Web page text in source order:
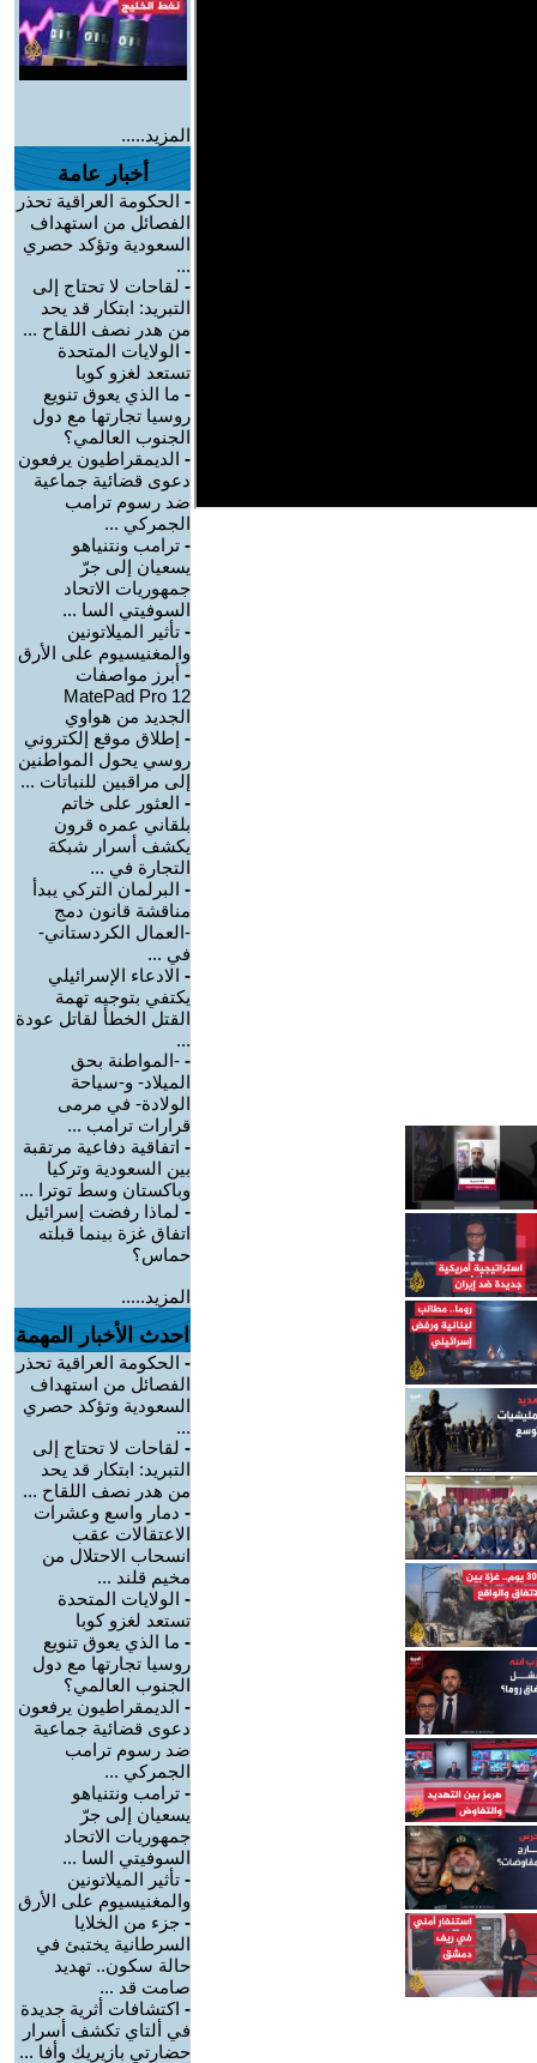
المزيد.....
أخبار عامة
- الحكومة العراقية تحذر
الفصائل من استهداف
السعودية وتؤكد حصري
...
- لقاحات لا تحتاج إلى
التبريد: ابتكار قد يحد
من هدر نصف اللقاح ...
- الولايات المتحدة
تستعد لغزو كوبا
- ما الذي يعوق تنويع
روسيا تجارتها مع دول
الجنوب العالمي؟
- الديمقراطيون يرفعون
دعوى قضائية جماعية
ضد رسوم ترامب
الجمركي ...
- ترامب ونتنياهو
يسعيان إلى جرّ
جمهوريات الاتحاد
السوفيتي السا ...
- تأثير الميلاتونين
والمغنيسيوم على الأرق
- أبرز مواصفات
MatePad Pro 12
الجديد من هواوي
- إطلاق موقع إلكتروني
روسي يحول المواطنين
إلى مراقبين للنباتات ...
- العثور على خاتم
بلقاني عمره قرون
يكشف أسرار شبكة
التجارة في ...
- البرلمان التركي يبدأ
مناقشة قانون دمج
-العمال الكردستاني-
في ...
- الادعاء الإسرائيلي
يكتفي بتوجيه تهمة
القتل الخطأ لقاتل عودة
...
- -المواطنة بحق
الميلاد- و-سياحة
الولادة- في مرمى
قرارات ترامب ...
- اتفاقية دفاعية مرتقبة
بين السعودية وتركيا
وباكستان وسط توترا ...
- لماذا رفضت إسرائيل
اتفاق غزة بينما قبلته
حماس؟
المزيد.....
احدث الأخبار المهمة
- الحكومة العراقية تحذر
الفصائل من استهداف
السعودية وتؤكد حصري
...
- لقاحات لا تحتاج إلى
التبريد: ابتكار قد يحد
من هدر نصف اللقاح ...
- دمار واسع وعشرات
الاعتقالات عقب
انسحاب الاحتلال من
مخيم قلند ...
- الولايات المتحدة
تستعد لغزو كوبا
- ما الذي يعوق تنويع
روسيا تجارتها مع دول
الجنوب العالمي؟
- الديمقراطيون يرفعون
دعوى قضائية جماعية
ضد رسوم ترامب
الجمركي ...
- ترامب ونتنياهو
يسعيان إلى جرّ
جمهوريات الاتحاد
السوفيتي السا ...
- تأثير الميلاتونين
والمغنيسيوم على الأرق
- جزء من الخلايا
السرطانية يختبئ في
حالة سكون.. تهديد
صامت قد ...
- اكتشافات أثرية جديدة
في ألتاي تكشف أسرار
حضارتي بازيريك وأفا ...